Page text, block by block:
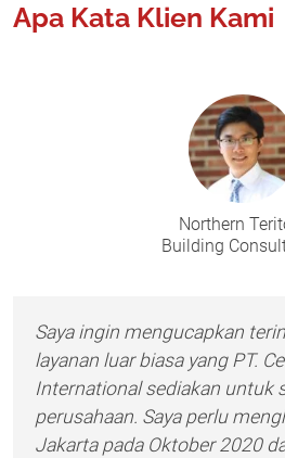
Apa Kata Klien Kami
Northern
Building
Saya ingin mengucapkan
layanan luar biasa yang PT.
International sediakan untuk
perusahaan. Saya perlu
Jakarta pada Oktober 2020